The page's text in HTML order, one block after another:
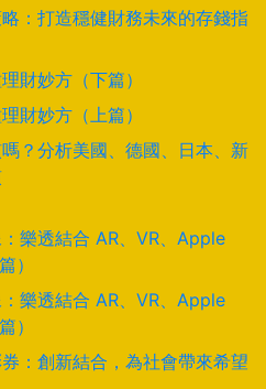
：打造穩健財務未來的存錢指
財妙方（下篇）
財妙方（上篇）
？分析美國、德國、日本、新
樂透結合 AR、VR、Apple
）
樂透結合 AR、VR、Apple
）
：創新結合，為社會帶來希望